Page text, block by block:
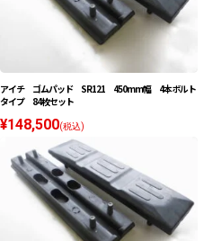
アイチ ゴムパッド SR121 450mm幅 4本ボルト
タイプ 84枚セット
¥148,500(税込)